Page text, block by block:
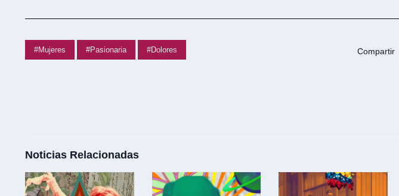
#Mujeres #Pasionaria #Dolores Compartir
Noticias Relacionadas